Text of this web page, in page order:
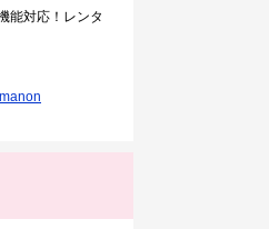
能対応！レンタ